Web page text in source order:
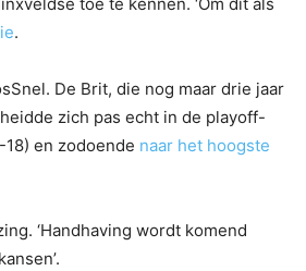
.
De Brit, die nog maar drie jaar
zich pas echt in de playoff-
en zodoende naar het hoogste
‘Handhaving wordt komend